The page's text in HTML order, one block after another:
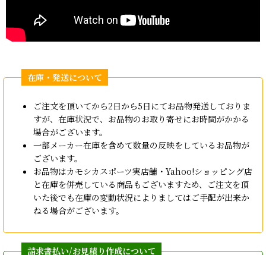
ご注文を頂いてから2日から5日にてお品物発送しておりま
すが、在庫状況で、お品物のお取り寄せにお時間がかかる
場合がございます。
一部メーカー在庫を含めて数量の反映をしているお品物が
ございます。
お品物はカモシカスポーツ実店舗・Yahoo!ショッピング店
と在庫を併売している商品もございますため、ご注文を頂
いた後でも在庫の変動状況によりましてはご手配が出来か
ねる場合がございます。